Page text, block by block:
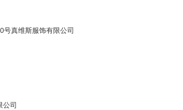
真维斯服饰有限公司
公司